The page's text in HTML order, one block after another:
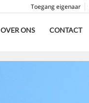
Toegang eigenaar
OVER ONS CONTACT